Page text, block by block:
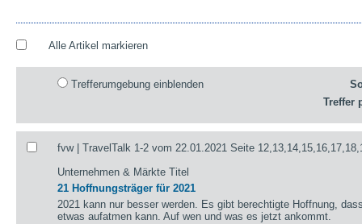
Alle Artikel markieren
Trefferumgebung einblenden
Treffer
fvw | TravelTalk 1-2 vom 22.01.2021 Seite
Unternehmen & Märkte Titel
21 Hoffnungsträger für 2021
2021 kann nur besser werden. Es gibt berechtigte Hoffnung,
etwas aufatmen kann. Auf wen und was es jetzt ankommt.